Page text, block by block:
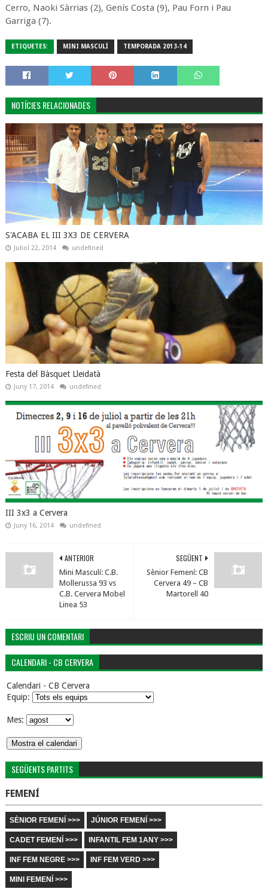
Cerro, Naoki Sàrrias (2), Genís Costa (9), Pau Forn i Pau
Garriga (7).
ETIQUETES: MINI MASCULÍ TEMPORADA 2013-14
NOTÍCIES RELACIONADES
S'ACABA EL III 3X3 DE CERVERA
Juliol 22, 2014 undefined
Festa del Bàsquet Lleidatà
Juny 17, 2014 undefined
III 3x3 a Cervera
Juny 16, 2014 undefined
SEGÜENT
Sènior Femení: CB
Cervera 49 – CB
Martorell 40
ANTERIOR
Mini Masculí: C.B.
Mollerussa 93 vs
C.B. Cervera Mobel
Linea 53
ESCRIU UN COMENTARI
CALENDARI - CB CERVERA
Calendari - CB Cervera
Equip:
Mes:
SEGÜENTS PARTITS
FEMENÍ
SÈNIOR FEMENÍ >>> JÚNIOR FEMENÍ >>>
CADET FEMENÍ >>> INFANTIL FEM 1ANY >>>
INF FEM NEGRE >>> INF FEM VERD >>>
MINI FEMENÍ >>>